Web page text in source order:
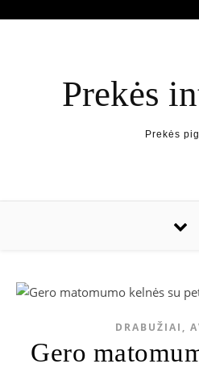
Prekės
Prekės
DRABUŽIAI,
Gero